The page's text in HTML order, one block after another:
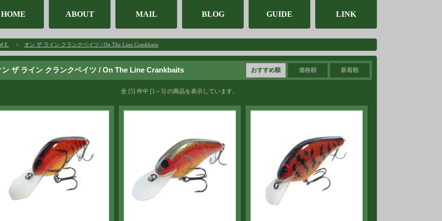
HOME ABOUT MAIL BLOG GUIDE LINK
Ｅ > オン ザ ライン クランクベイツ / On The Line Crankbaits
ン ザ ライン クランクベイツ / On The Line Crankbaits おすすめ順 価格順 新着順
全 [5] 件中 [1～5] の商品を表示しています。